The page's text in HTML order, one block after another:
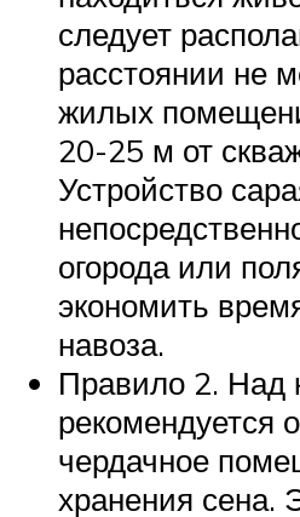
следует
расстоянии не
жилых
20-25 м от
Устройство
огорода или
экономить
навоза.
Правило 2. Над
рекомендуется
чердачное
хранения сена.